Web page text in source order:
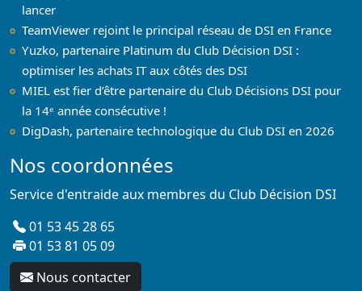
lancer
TeamViewer rejoint le principal réseau de DSI en France
Yuzko, partenaire Platinum du Club Décision DSI :
optimiser les achats IT aux côtés des DSI
MIEL est fier d’être partenaire du Club Décisions DSI pour
la 14ᵉ année consécutive !
DigDash, partenaire technologique du Club DSI en 2026
Nos coordonnées
Service d'entraide aux membres du Club Décision DSI
01 53 45 28 65
01 53 81 05 09
Nous contacter